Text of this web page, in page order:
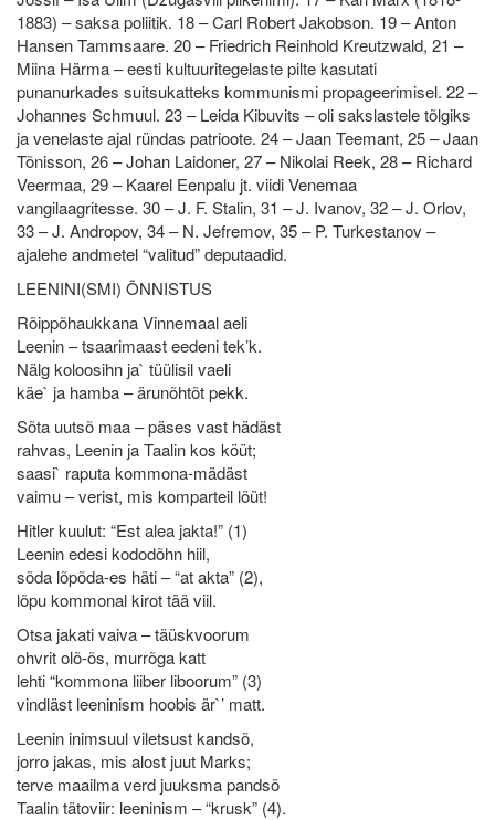
1883) – saksa poliitik. 18 – Carl Robert Jakobson. 19 – Anton
Hansen Tammsaare. 20 – Friedrich Reinhold Kreutzwald, 21 –
Miina Härma – eesti kultuuritegelaste pilte kasutati
punanurkades suitsukatteks kommunismi propageerimisel. 22 –
Johannes Schmuul. 23 – Leida Kibuvits – oli sakslastele tõlgiks
ja venelaste ajal ründas patrioote. 24 – Jaan Teemant, 25 – Jaan
Tõnisson, 26 – Johan Laidoner, 27 – Nikolai Reek, 28 – Richard
Veermaa, 29 – Kaarel Eenpalu jt. viidi Venemaa
vangilaagritesse. 30 – J. F. Stalin, 31 – J. Ivanov, 32 – J. Orlov,
33 – J. Andropov, 34 – N. Jefremov, 35 – P. Turkestanov –
ajalehe andmetel “valitud” deputaadid.
LEENINI(SMI) ÕNNISTUS
Rõippõhaukkana Vinnemaal aeli
Leenin – tsaarimaast eedeni tek’k.
Nälg koloosihn ja` tüülisil vaeli
käe` ja hamba – ärunõhtõt pekk.
Sõta uutsõ maa – päses vast hädäst
rahvas, Leenin ja Taalin kos köüt;
saasi` raputa kommona-mädäst
vaimu – verist, mis komparteil löüt!
Hitler kuulut: “Est alea jakta!” (1)
Leenin edesi kododõhn hiil,
sõda lõpõda-es häti – “at akta” (2),
lõpu kommonal kirot tää viil.
Otsa jakati vaiva – täüskvoorum
ohvrit olõ-õs, murrõga katt
lehti “kommona liiber liboorum” (3)
vindläst leeninism hoobis är`’ matt.
Leenin inimsuul viletsust kandsõ,
jorro jakas, mis alost juut Marks;
terve maailma verd juuksma pandsõ
Taalin tätoviir: leeninism – “krusk” (4).